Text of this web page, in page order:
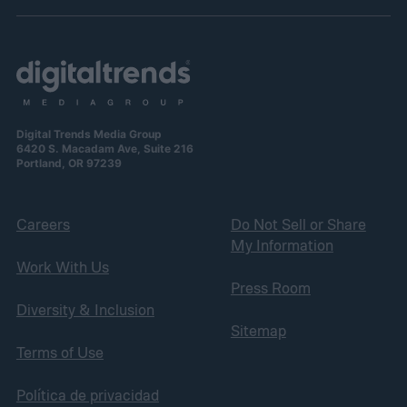
Digital Trends Media Group
6420 S. Macadam Ave, Suite 216
Portland, OR 97239
Careers
Work With Us
Diversity & Inclusion
Terms of Use
Política de privacidad
Do Not Sell or Share
My Information
Press Room
Sitemap